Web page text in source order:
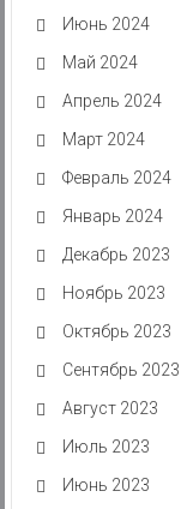
Июнь 2024
Май 2024
Апрель 2024
Март 2024
Февраль 2024
Январь 2024
Декабрь 2023
Ноябрь 2023
Октябрь 2023
Сентябрь 2023
Август 2023
Июль 2023
Июнь 2023